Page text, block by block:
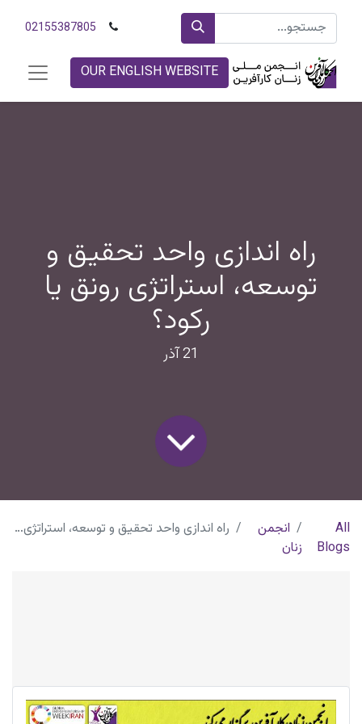
02155387805
OUR ENGLISH WEBSITE
راه اندازی واحد تحقیق و
توسعه، استراتژی رونق یا
رکود؟
21 آذر
All
Blogs
انجمن
زنان
راه اندازی واحد تحقیق و توسعه، استراتژی رونق یا رکود؟